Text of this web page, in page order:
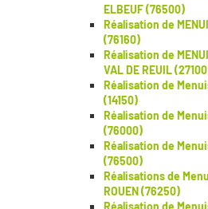
ELBEUF (76500)
Réalisation de
(76160)
Réalisation de
VAL DE REUIL
Réalisation de
(14150)
Réalisation de
(76000)
Réalisation de
(76500)
Réalisations de
ROUEN (76250)